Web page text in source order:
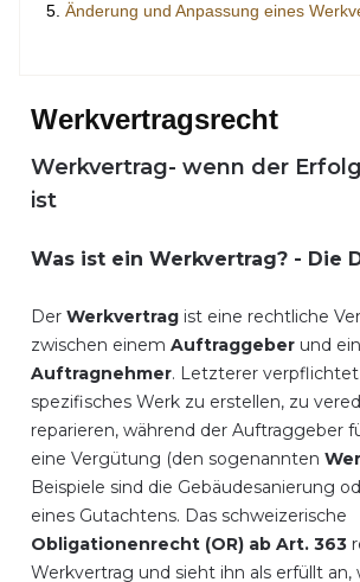
Änderung und Anpassung eines
Werkvertragsrecht
Werkvertrag- wenn der
ist
Was ist ein Werkvertrag? - Die
Der Werkvertrag ist eine rechtliche
zwischen einem Auftraggeber und
Auftragnehmer. Letzterer verpflichtet
spezifisches Werk zu erstellen, zu
reparieren, während der Auftraggeber
eine Vergütung (den sogenannten
Beispiele sind die Gebäudesanierung
eines Gutachtens. Das schweizerische
Obligationenrecht (OR) ab Art. 363
Werkvertrag und sieht ihn als erfüllt an,